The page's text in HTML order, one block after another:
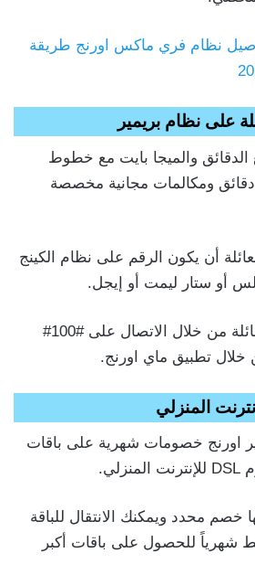
نظام فري ماكس اورنج طريقة
على نظام بريمير
الدقائق والميجا بايت مع خطوط
دقائق ومكالمات مجانية مخصصة
أن يكون الرقم على نظام الكينج
أو ستار ليمت أو إيجل.
يمكنك إضافة أرقام العائلة من خلال الاتصال على #100#
المنزلي
اورنج خصومات شهرية على باقات
خصم محدد ويمكنك الانتقال للباقة
شهرياً للحصول على باقات أكبر